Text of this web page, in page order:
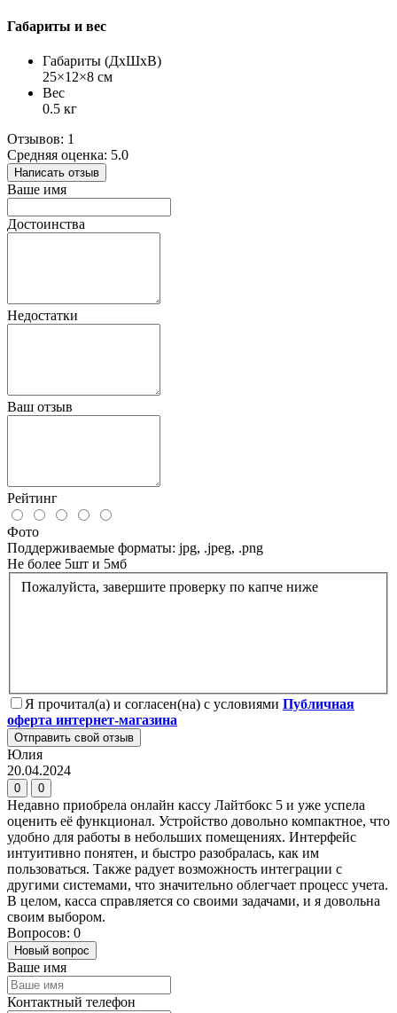
Габариты и вес
Габариты (ДхШхВ)
25×12×8 см
Вес
0.5 кг
Отзывов: 1
Средняя оценка: 5.0
Написать отзыв
Ваше имя
Достоинства
Недостатки
Ваш отзыв
Рейтинг
Фото
Поддерживаемые форматы: jpg, .jpeg, .png
Не более 5шт и 5мб
Пожалуйста, завершите проверку по капче ниже
Я прочитал(а) и согласен(на) с условиями Публичная
оферта интернет-магазина
Отправить свой отзыв
Юлия
20.04.2024
0 0
Недавно приобрела онлайн кассу Лайтбокс 5 и уже успела
оценить её функционал. Устройство довольно компактное, что
удобно для работы в небольших помещениях. Интерфейс
интуитивно понятен, и быстро разобралась, как им
пользоваться. Также радует возможность интеграции с
другими системами, что значительно облегчает процесс учета.
В целом, касса справляется со своими задачами, и я довольна
своим выбором.
Вопросов: 0
Новый вопрос
Ваше имя
Контактный телефон